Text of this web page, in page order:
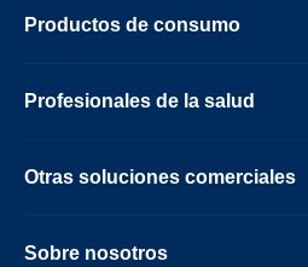
Productos de consumo
Profesionales de la salud
Otras soluciones comerciales
Sobre nosotros